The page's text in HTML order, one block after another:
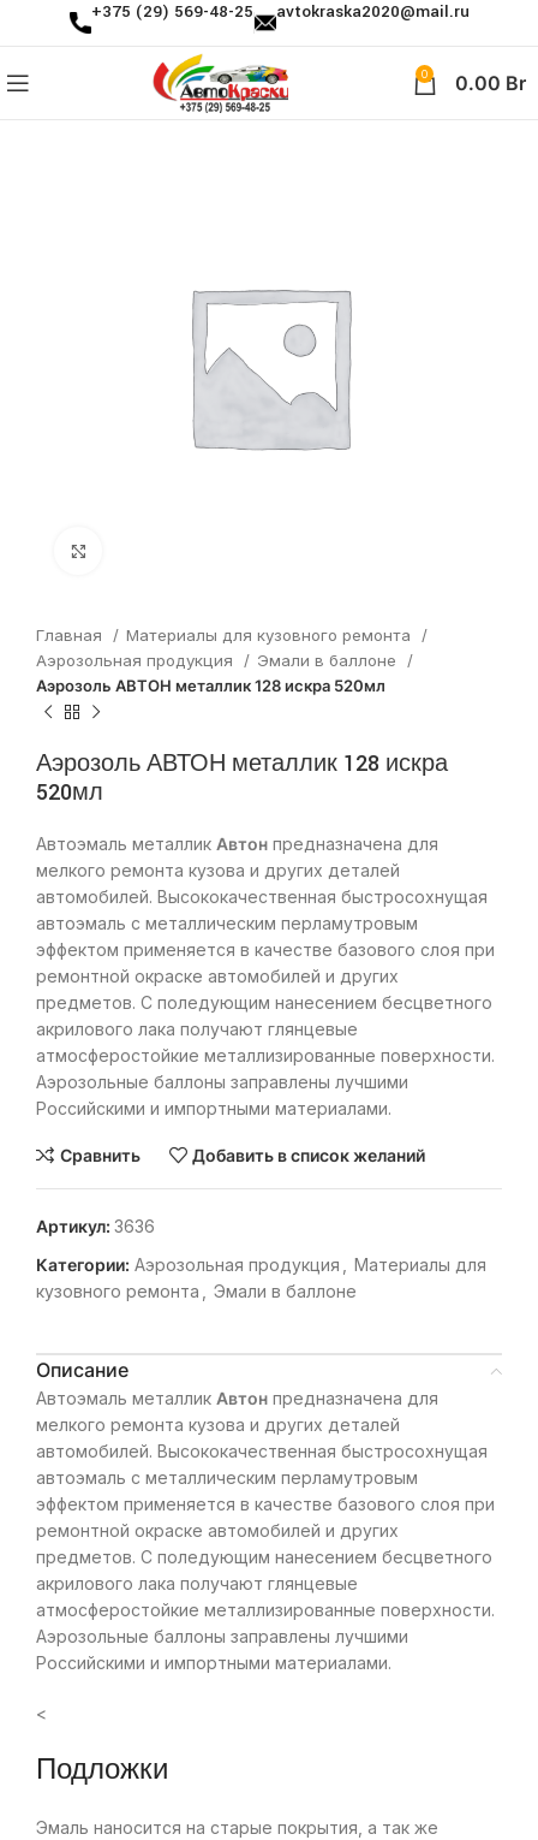
+375 (29) 569-48-25 avtokraska2020@mail.ru
0 0.00 Br
Главная
Материалы для кузовного ремонта
Аэрозольная продукция
Эмали в баллоне
Аэрозоль АВТОН металлик 128 искра 520мл
Аэрозоль АВТОН металлик 128 искра
520мл
Автоэмаль металлик Автон предназначена для
мелкого ремонта кузова и других деталей
автомобилей. Высококачественная быстросохнущая
автоэмаль с металлическим перламутровым
эффектом применяется в качестве базового слоя при
ремонтной окраске автомобилей и других
предметов. С поледующим нанесением бесцветного
акрилового лака получают глянцевые
атмосферостойкие металлизированные поверхности.
Аэрозольные баллоны заправлены лучшими
Российскими и импортными материалами.
Сравнить Добавить в список желаний
Артикул: 3636
Категории: Аэрозольная продукция
Материалы для
кузовного ремонта
Эмали в баллоне
Описание
Автоэмаль металлик Автон предназначена для
мелкого ремонта кузова и других деталей
автомобилей. Высококачественная быстросохнущая
автоэмаль с металлическим перламутровым
эффектом применяется в качестве базового слоя при
ремонтной окраске автомобилей и других
предметов. С поледующим нанесением бесцветного
акрилового лака получают глянцевые
атмосферостойкие металлизированные поверхности.
Аэрозольные баллоны заправлены лучшими
Российскими и импортными материалами.
<
Подложки
Эмаль наносится на старые покрытия, а так же